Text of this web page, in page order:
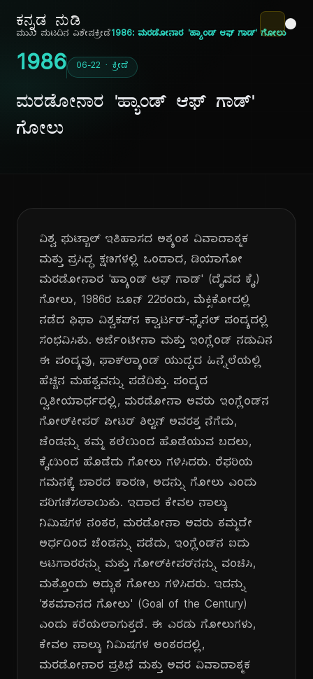
ಕನ್ನಡ ನುಡಿ
ಮುಖ ಪುಟದಿನ ವಿಶೇಷಕ್ರೀಡೆ1986: ಮರಡೋನಾರ 'ಹ್ಯಾಂಡ್ ಆಫ್ ಗಾಡ್' ಗೋಲು
1986 06-22 · ಕ್ರೀಡೆ
ಮರಡೋನಾರ 'ಹ್ಯಾಂಡ್ ಆಫ್ ಗಾಡ್'
ಗೋಲು
ವಿಶ್ವ ಫುಟ್ಬಾಲ್ ಇತಿಹಾಸದ ಅತ್ಯಂತ ವಿವಾದಾತ್ಮಕ
ಮತ್ತು ಪ್ರಸಿದ್ಧ ಕ್ಷಣಗಳಲ್ಲಿ ಒಂದಾದ, ಡಿಯಾಗೋ
ಮರಡೋನಾರ 'ಹ್ಯಾಂಡ್ ಆಫ್ ಗಾಡ್' (ದೈವದ ಕೈ)
ಗೋಲು, 1986ರ ಜೂನ್ 22ರಂದು, ಮೆಕ್ಸಿಕೋದಲ್ಲಿ
ನಡೆದ ಫಿಫಾ ವಿಶ್ವಕಪ್‌ನ ಕ್ವಾರ್ಟರ್-ಫೈನಲ್ ಪಂದ್ಯದಲ್ಲಿ
ಸಂಭವಿಸಿತು. ಅರ್ಜೆಂಟೀನಾ ಮತ್ತು ಇಂಗ್ಲೆಂಡ್ ನಡುವಿನ
ಈ ಪಂದ್ಯವು, ಫಾಕ್‌ಲ್ಯಾಂಡ್ ಯುದ್ಧದ ಹಿನ್ನೆಲೆಯಲ್ಲಿ
ಹೆಚ್ಚಿನ ಮಹತ್ವವನ್ನು ಪಡೆದಿತ್ತು. ಪಂದ್ಯದ
ದ್ವಿತೀಯಾರ್ಧದಲ್ಲಿ, ಮರಡೋನಾ ಅವರು ಇಂಗ್ಲೆಂಡ್‌ನ
ಗೋಲ್‌ಕೀಪರ್ ಪೀಟರ್ ಶಿಲ್ಟನ್ ಅವರತ್ತ ನೆಗೆದು,
ಚೆಂಡನ್ನು ತಮ್ಮ ತಲೆಯಿಂದ ಹೊಡೆಯುವ ಬದಲು,
ಕೈಯಿಂದ ಹೊಡೆದು ಗೋಲು ಗಳಿಸಿದರು. ರೆಫರಿಯ
ಗಮನಕ್ಕೆ ಬಾರದ ಕಾರಣ, ಅದನ್ನು ಗೋಲು ಎಂದು
ಪರಿಗಣಿಸಲಾಯಿತು. ಇದಾದ ಕೇವಲ ನಾಲ್ಕು
ನಿಮಿಷಗಳ ನಂತರ, ಮರಡೋನಾ ಅವರು ತಮ್ಮದೇ
ಅರ್ಧದಿಂದ ಚೆಂಡನ್ನು ಪಡೆದು, ಇಂಗ್ಲೆಂಡ್‌ನ ಐದು
ಆಟಗಾರರನ್ನು ಮತ್ತು ಗೋಲ್‌ಕೀಪರ್‌ನನ್ನು ವಂಚಿಸಿ,
ಮತ್ತೊಂದು ಅದ್ಭುತ ಗೋಲು ಗಳಿಸಿದರು. ಇದನ್ನು
'ಶತಮಾನದ ಗೋಲು' (Goal of the Century)
ಎಂದು ಕರೆಯಲಾಗುತ್ತದೆ. ಈ ಎರಡು ಗೋಲುಗಳು,
ಕೇವಲ ನಾಲ್ಕು ನಿಮಿಷಗಳ ಅಂತರದಲ್ಲಿ,
ಮರಡೋನಾರ ಪ್ರತಿಭೆ ಮತ್ತು ಅವರ ವಿವಾದಾತ್ಮಕ